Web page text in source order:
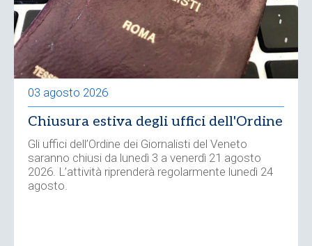
03 agosto 2026
Chiusura estiva degli uffici dell'Ordine
Gli uffici dell’Ordine dei Giornalisti del Veneto
saranno chiusi da lunedì 3 a venerdì 21 agosto
2026. L’attività riprenderà regolarmente lunedì 24
agosto.